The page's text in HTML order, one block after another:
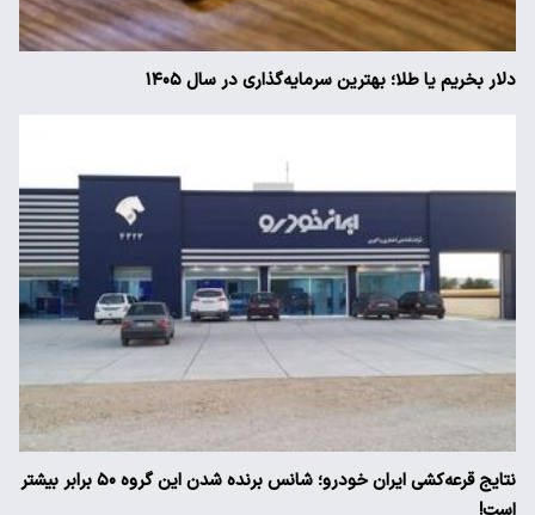
دلار بخریم یا طلا؛ بهترین سرمایه‌گذاری در سال ۱۴۰۵
نتایج قرعه‌کشی ایران خودرو؛ شانس برنده شدن این گروه ۵۰ برابر بیشتر